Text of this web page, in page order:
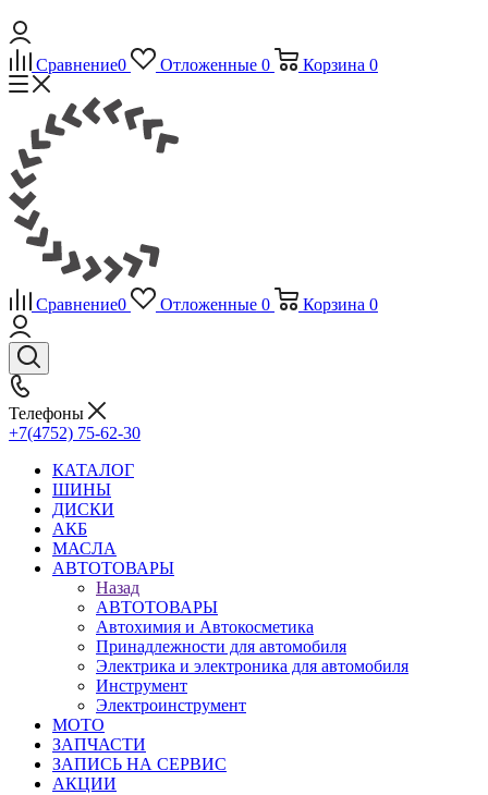
Сравнение0 Отложенные 0 Корзина 0
Сравнение0 Отложенные 0 Корзина 0
Телефоны
+7(4752) 75-62-30
КАТАЛОГ
ШИНЫ
ДИСКИ
АКБ
МАСЛА
АВТОТОВАРЫ
Назад
АВТОТОВАРЫ
Автохимия и Автокосметика
Принадлежности для автомобиля
Электрика и электроника для автомобиля
Инструмент
Электроинструмент
МОТО
ЗАПЧАСТИ
ЗАПИСЬ НА СЕРВИС
АКЦИИ